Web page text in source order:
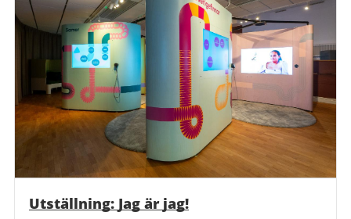
Utställning: Jag är jag!